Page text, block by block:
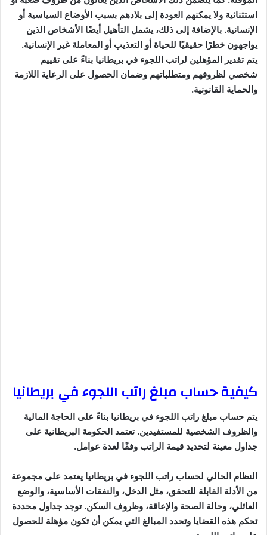
استثنائية ولا يمكنهم العودة إلى بلادهم بسبب الأوضاع السياسية أو
الإنسانية. بالإضافة إلى ذلك، يشمل التأهيل أيضًا الأشخاص الذين
يواجهون خطرًا حقيقيًا للحياة أو التعذيب أو المعاملة غير الإنسانية.
يتم تقدير المؤهلين لراتب اللجوء في بريطانيا بناءً على تقييم
شخصي لظروفهم ومتطلباتهم وضمان الحصول على الرعاية اللازمة
والحماية القانونية.
كيفية حساب مبلغ راتب اللجوء في بريطانيا
يتم حساب مبلغ راتب اللجوء في بريطانيا بناءً على الحاجة المالية
والظروف الشخصية للمستفيدين. تعتمد الحكومة البريطانية على
جداول معينة لتحديد قيمة الراتب وفقًا لعدة عوامل.
النظام الحالي لحساب راتب اللجوء في بريطانيا يعتمد على مجموعة
من الأدلة القابلة للتحقق، مثل الدخل، والنفقات الأساسية، والوضع
العائلي، وحالة الصحة والإعاقة، وظروف السكن. توجد جداول محددة
تحكم هذه القضايا وتحدد المبالغ التي يمكن أن تكون مؤهلة للحصول